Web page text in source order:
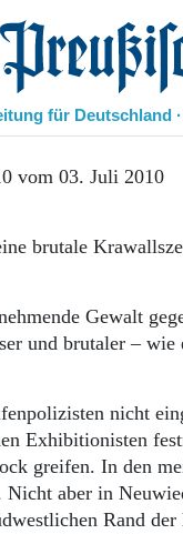
Allgemeine
für Deutschland
vom 03. Juli 2010
brutale
Gewalt
und brutaler – wie
nicht
Exhibitionisten
greifen. In den
Nicht aber in
Rand der